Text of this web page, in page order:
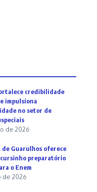
credibilidade
impulsiona
no setor de
de 2026
Guarulhos oferece
cursinho preparatório
o Enem
de 2026